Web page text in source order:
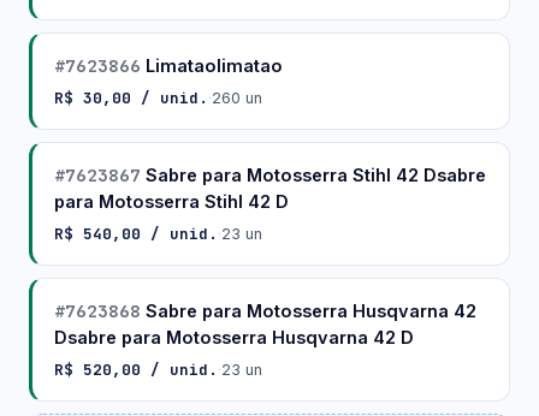
#7623866 Limataolimatao
R$ 30,00 / unid. ·260 un
#7623867 Sabre para Motosserra Stihl 42 Dsabre
para Motosserra Stihl 42 D
R$ 540,00 / unid. ·23 un
#7623868 Sabre para Motosserra Husqvarna 42
Dsabre para Motosserra Husqvarna 42 D
R$ 520,00 / unid. ·23 un